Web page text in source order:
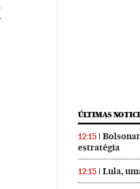
ÚLTIMAS
12:15
estratégia
12:15 Lula,